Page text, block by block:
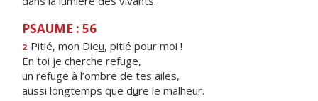
PSAUME : 56
2 Pitié, mon Dieu, pitié pour moi !
En toi je cherche refuge,
un refuge à l’ombre de tes ailes,
aussi longtemps que dure le malheur.